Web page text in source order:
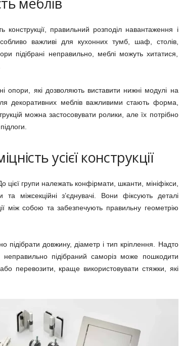
конструкції, правильний розподіл навантаження і
важливі для кухонних тумб, шаф, столів,
підібрані неправильно, меблі можуть хитатися,
опори, які дозволяють виставити нижні модулі на
декоративних меблів важливими стають форма,
можна застосовувати ролики, але їх потрібно
усієї конструкції
групи належать конфірмати, шканти, мініфікси,
та міжсекційні з’єднувачі. Вони фіксують деталі
між собою та забезпечують правильну геометрію
довжину, діаметр і тип кріплення. Надто
підібраний саморіз може пошкодити
перевозити, краще використовувати стяжки, які